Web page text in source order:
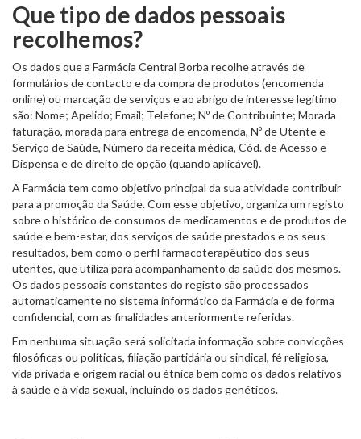
Que tipo de dados pessoais
recolhemos?
Os dados que a Farmácia Central Borba recolhe através de
formulários de contacto e da compra de produtos (encomenda
online) ou marcação de serviços e ao abrigo de interesse legítimo
são: Nome; Apelido; Email; Telefone; Nº de Contribuinte; Morada
faturação, morada para entrega de encomenda, Nº de Utente e
Serviço de Saúde, Número da receita médica, Cód. de Acesso e
Dispensa e de direito de opção (quando aplicável).
A Farmácia tem como objetivo principal da sua atividade contribuir
para a promoção da Saúde. Com esse objetivo, organiza um registo
sobre o histórico de consumos de medicamentos e de produtos de
saúde e bem-estar, dos serviços de saúde prestados e os seus
resultados, bem como o perfil farmacoterapêutico dos seus
utentes, que utiliza para acompanhamento da saúde dos mesmos.
Os dados pessoais constantes do registo são processados
automaticamente no sistema informático da Farmácia e de forma
confidencial, com as finalidades anteriormente referidas.
Em nenhuma situação será solicitada informação sobre convicções
filosóficas ou políticas, filiação partidária ou sindical, fé religiosa,
vida privada e origem racial ou étnica bem como os dados relativos
à saúde e à vida sexual, incluindo os dados genéticos.